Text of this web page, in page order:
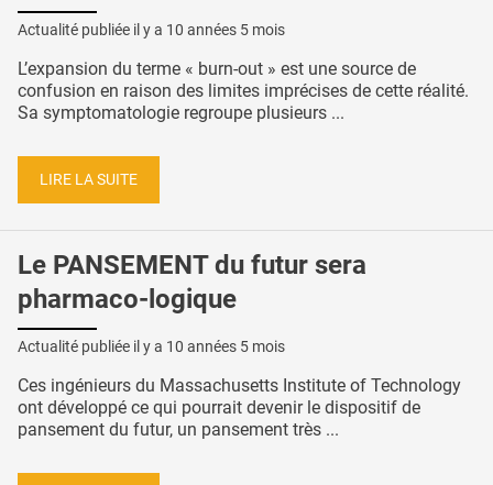
Actualité publiée il y a 10 années 5 mois
L’expansion du terme « burn-out » est une source de
confusion en raison des limites imprécises de cette réalité.
Sa symptomatologie regroupe plusieurs ...
LIRE LA SUITE
Le PANSEMENT du futur sera
pharmaco-logique
Actualité publiée il y a 10 années 5 mois
Ces ingénieurs du Massachusetts Institute of Technology
ont développé ce qui pourrait devenir le dispositif de
pansement du futur, un pansement très ...